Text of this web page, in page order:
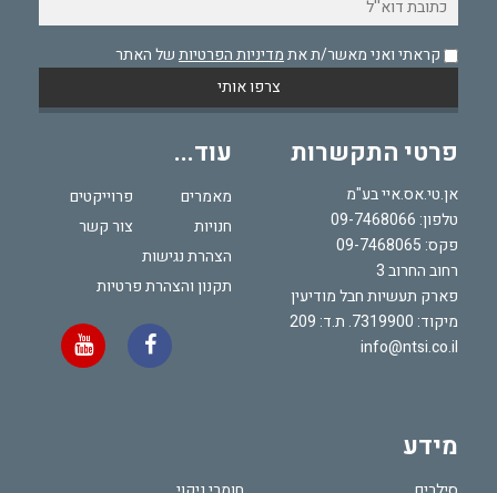
קראתי ואני מאשר/ת אתמדיניות הפרטיותשל האתר
פרטי התקשרות
אן.טי.אס.איי בע"מ
טלפון: 09-7468066
פקס: 09-7468065
רחוב החרוב 3
פארק תעשיות חבל מודיעין
מיקוד: 7319900. ת.ד: 209
info@ntsi.co.il
מידע
עוד...
מאמרים
פרוייקטים
חנויות
צור קשר
הצהרת נגישות
תקנון והצהרת פרטיות